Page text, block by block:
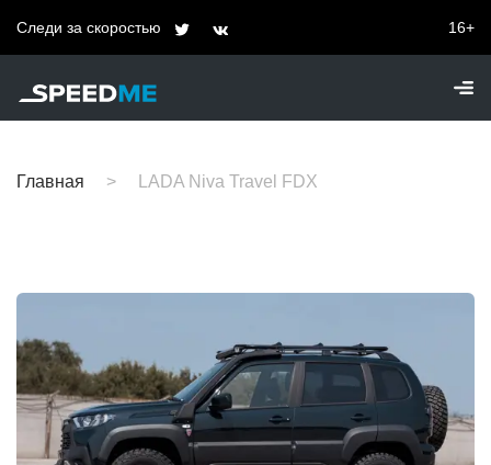
Следи за скоростью 16+
Главная LADA Niva Travel FDX